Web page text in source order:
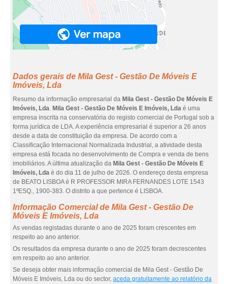
Dados gerais de Mila Gest - Gestão De Móveis E
Imóveis, Lda
Resumo da informação empresarial da Mila Gest - Gestão De Móveis E
Imóveis, Lda. Mila Gest - Gestão De Móveis E Imóveis, Lda é uma
empresa inscrita na conservatória do registo comercial de Portugal sob a
forma jurídica de LDA. A experiência empresarial é superior a 26 anos
desde a data de constituição da empresa. De acordo com a
Classificação Internacional Normalizada Industrial, a atividade desta
empresa está focada no desenvolvimento de Compra e venda de bens
imobiliários. A última atualização da Mila Gest - Gestão De Móveis E
Imóveis, Lda é do dia 11 de julho de 2026. O endereço desta empresa
de BEATO LISBOA é R PROFESSOR MIRA FERNANDES LOTE 1543
1ºESQ., 1900-383. O distrito a que pertence é LISBOA.
Informação Comercial de Mila Gest - Gestão De
Móveis E Imóveis, Lda
As vendas registadas durante o ano de 2025 foram crescentes em
respeito ao ano anterior.
Os resultados da empresa durante o ano de 2025 foram decrescentes
em respeito ao ano anterior.
Se deseja obter mais informação comercial de Mila Gest - Gestão De
Móveis E Imóveis, Lda ou do sector, aceda gratuitamente ao relatório da